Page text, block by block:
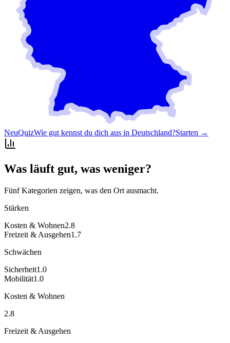
NeuQuizWie gut kennst du dich aus in Deutschland?Starten →
Was läuft gut, was weniger?
Fünf Kategorien zeigen, was den Ort ausmacht.
Stärken
Kosten & Wohnen2.8
Freizeit & Ausgehen1.7
Schwächen
Sicherheit1.0
Mobilität1.0
Kosten & Wohnen
2.8
Freizeit & Ausgehen